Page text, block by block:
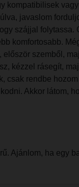
kompatibilisek
javaslom
szájjal folytassa.
komfortosabb.
szemből,
kézzel rásegít,
rendbe
Akkor látom,
Ajánlom, ha egy